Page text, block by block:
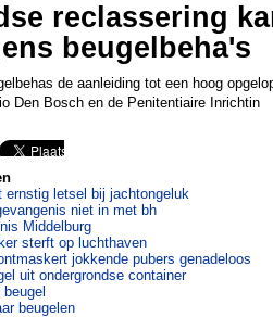
reclassering
beugelbeha's
de aanleiding tot een hoog
Den Bosch en de Penitentiaire Inrichtin
ernstig letsel bij jachtongeluk
niet in met bh
Middelburg
sterft op luchthaven
jokkende pubers genadeloos
uit ondergrondse container
beugelen